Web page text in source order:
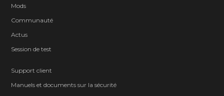
Mods
Communauté
Actus
Session de test
Support client
Manuels et documents sur la sécurité